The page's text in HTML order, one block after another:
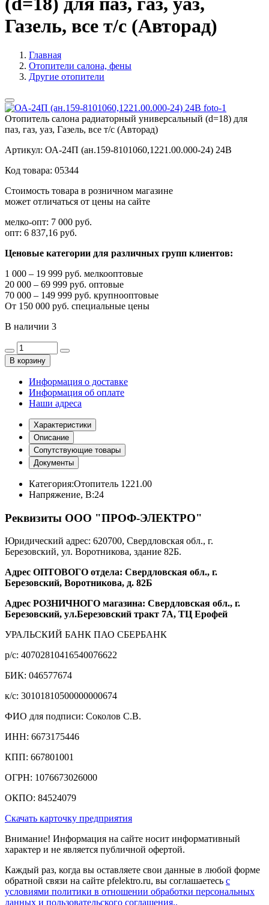
Газель, все т/с (Авторад)
Главная
Отопители салона, фены
Другие отопители
Отопитель салона радиаторный универсальный (d=18) для
паз, газ, уаз, Газель, все т/с (Авторад)
Артикул: ОА-24П (ан.159-8101060,1221.00.000-24) 24В
Код товара: 05344
Стоимость товара в розничном магазине
может отличаться от цены на сайте
мелко-опт: 7 000 руб.
опт: 6 837,16 руб.
Ценовые категории для различных групп клиентов:
1 000 – 19 999 руб. мелкооптовые
20 000 – 69 999 руб. оптовые
70 000 – 149 999 руб. крупнооптовые
От 150 000 руб. специальные цены
В наличии 3
В корзину
Информация о доставке
Информация об оплате
Наши адреса
Характеристики
Описание
Сопутствующие товары
Документы
Категория:Отопитель 1221.00
Напряжение, В:24
Реквизиты ООО "ПРОФ-ЭЛЕКТРО"
Юридический адрес: 620700, Свердловская обл., г.
Березовский, ул. Воротникова, здание 82Б.
Адрес ОПТОВОГО отдела: Свердловская обл., г.
Березовский, Воротникова, д. 82Б
Адрес РОЗНИЧНОГО магазина: Свердловская обл., г.
Березовский, ул.Березовский тракт 7А, ТЦ Ерофей
УРАЛЬСКИЙ БАНК ПАО СБЕРБАНК
р/c: 40702810416540076622
БИК: 046577674
к/c: 30101810500000000674
ФИО для подписи: Соколов С.В.
ИНН: 6673175446
КПП: 667801001
ОГРН: 1076673026000
ОКПО: 84524079
Скачать карточку предприятия
Внимание! Информация на сайте носит информативный
характер и не является публичной офертой.
Каждый раз, когда вы оставляете свои данные в любой форме
обратной связи на сайте pfelektro.ru, вы соглашаетесь с
условиями политики в отношении обработки персональных
данных и пользовательского соглашения..